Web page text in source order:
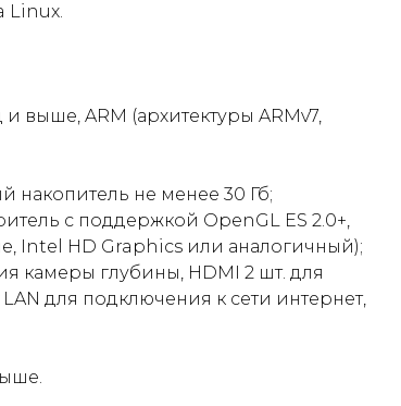
Linux.
выше, ARM (архитектуры ARMv7,
накопитель не менее 30 Гб;
с поддержкой OpenGL ES 2.0+,
Intel HD Graphics или аналогичный);
камеры глубины, HDMI 2 шт. для
для подключения к сети интернет,